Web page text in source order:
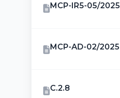
MCP-IR5-05/2025
MCP-AD-02/2025
C.2.8